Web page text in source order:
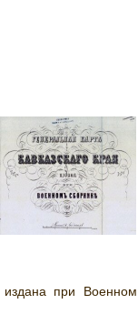
издана при Военном